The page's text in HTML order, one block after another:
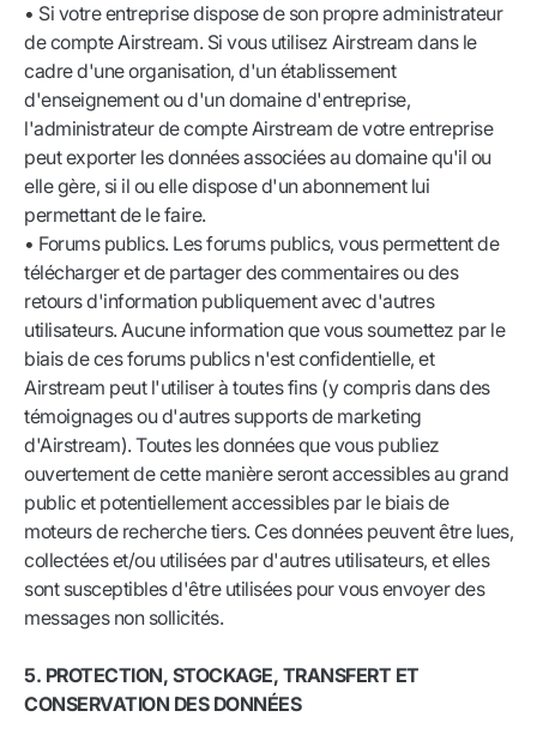
• Si votre entreprise dispose de son propre administrateur
de compte Airstream. Si vous utilisez Airstream dans le
cadre d'une organisation, d'un établissement
d'enseignement ou d'un domaine d'entreprise,
l'administrateur de compte Airstream de votre entreprise
peut exporter les données associées au domaine qu'il ou
elle gère, si il ou elle dispose d'un abonnement lui
permettant de le faire.
• Forums publics. Les forums publics, vous permettent de
télécharger et de partager des commentaires ou des
retours d'information publiquement avec d'autres
utilisateurs. Aucune information que vous soumettez par le
biais de ces forums publics n'est confidentielle, et
Airstream peut l'utiliser à toutes fins (y compris dans des
témoignages ou d'autres supports de marketing
d'Airstream). Toutes les données que vous publiez
ouvertement de cette manière seront accessibles au grand
public et potentiellement accessibles par le biais de
moteurs de recherche tiers. Ces données peuvent être lues,
collectées et/ou utilisées par d'autres utilisateurs, et elles
sont susceptibles d'être utilisées pour vous envoyer des
messages non sollicités.
5. PROTECTION, STOCKAGE, TRANSFERT ET
CONSERVATION DES DONNÉES